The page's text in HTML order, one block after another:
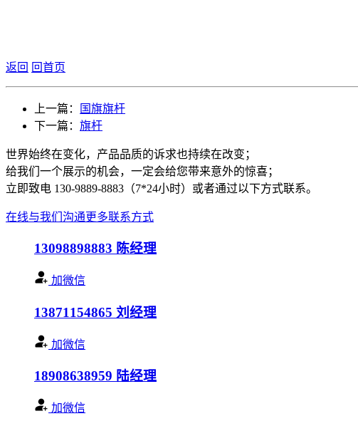
返回 回首页
上一篇：
国旗旗杆
下一篇： 旗杆
世界始终在变化，产品品质的诉求也持续在改变；
给我们一个展示的机会，一定会给您带来意外的惊喜；
立即致电 130-9889-8883（7*24小时）或者通过以下方式联系。
在线与我们沟通更多联系方式
13098898883 陈经理
加微信
13871154865 刘经理
加微信
18908638959 陆经理
加微信